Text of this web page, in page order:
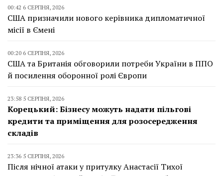
00:42 6 СЕРПНЯ, 2026
США призначили нового керівника дипломатичної
місії в Ємені
00:20 6 СЕРПНЯ, 2026
США та Британія обговорили потреби України в ППО
й посилення оборонної ролі Європи
23:58 5 СЕРПНЯ, 2026
Корецький: Бізнесу можуть надати пільгові
кредити та приміщення для розосередження
складів
23:36 5 СЕРПНЯ, 2026
Після нічної атаки у притулку Анастасії Тихої